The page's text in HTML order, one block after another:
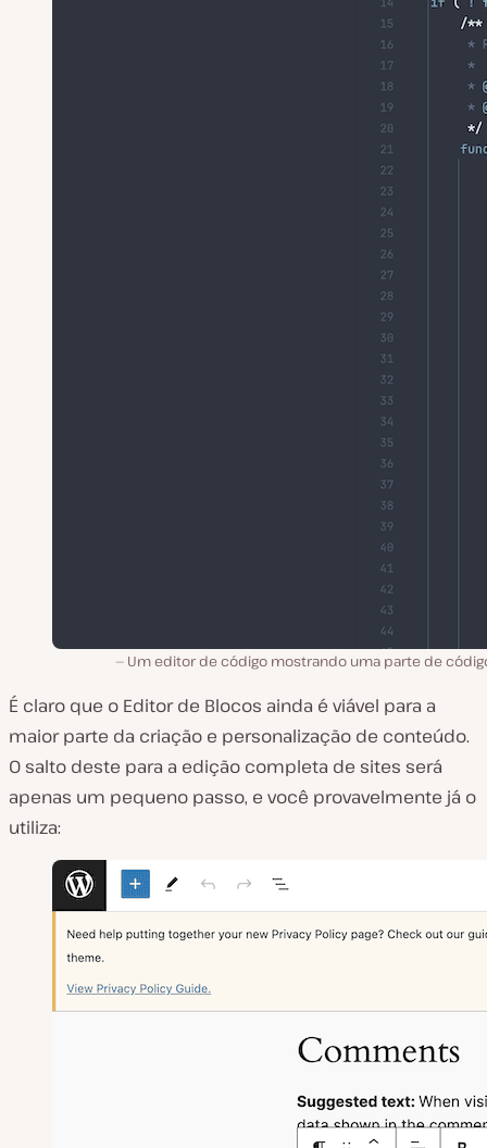
Um editor de código mostrando uma parte de código
É claro que o Editor de Blocos ainda é viável para a
maior parte da criação e personalização de conteúdo.
O salto deste para a edição completa de sites será
apenas um pequeno passo, e você provavelmente já o
utiliza: